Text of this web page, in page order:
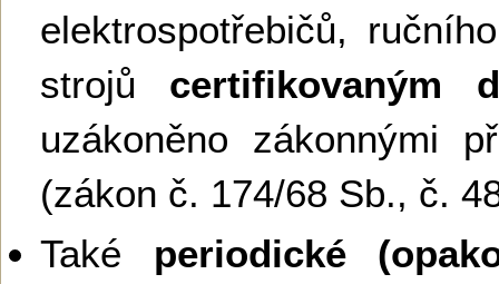
elektrospotřebičů,
strojů certifikovaným
uzákoněno zákonnými
(zákon č. 174/68 Sb., č.
Také periodické